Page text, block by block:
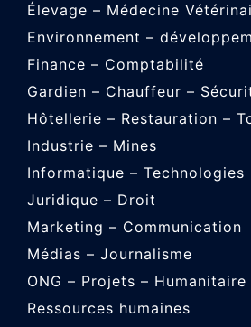
Élevage – Médecine
Environnement –
Finance – Comptabilité
Gardien – Chauffeur –
Hôtellerie – Restauration –
Industrie – Mines
Informatique – Technologies
Juridique – Droit
Marketing – Communication
Médias – Journalisme
ONG – Projets – Humanitaire
Ressources humaines